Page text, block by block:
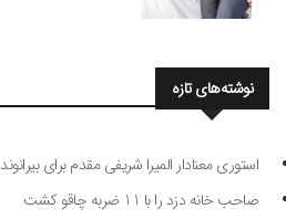
نوشته‌های تازه
استوری معنادار المیرا شریفی مقدم برای بیرانوند
صاحب خانه دزد را با 11 ضربه چاقو کشت